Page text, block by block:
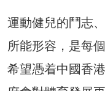
運動健兒的鬥志
所能形容，是每
希望憑着中國香